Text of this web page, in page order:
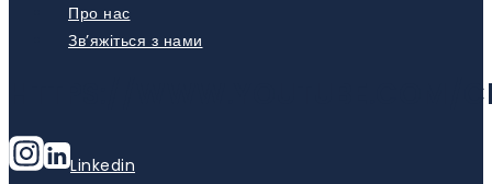
Про нас
Зв’яжіться з нами
HTTPS://WWW.YOUTUBE.COM/
Linkedin